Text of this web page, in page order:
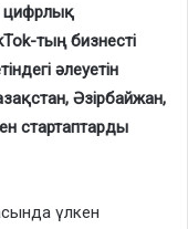
цифрлық
тың бизнесті
әлеуетін
Әзірбайжан,
стартаптарды
үлкен